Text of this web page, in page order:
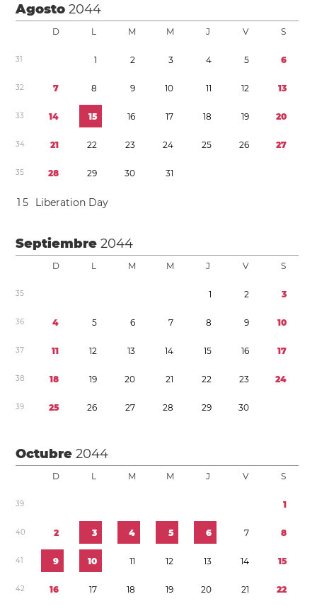
Agosto2044
D L M M J V S
31 1 2 3 4 5 6
32 7 8 9 10 11 12 13
33 14 15 16 17 18 19 20
34 21 22 23 24 25 26 27
35 28 29 30 31
1 5 Liberation Day
Septiembre2044
D L M M J V S
35 1 2 3
36 4 5 6 7 8 9 10
37 11 12 13 14 15 16 17
38 18 19 20 21 22 23 24
39 25 26 27 28 29 30
Octubre2044
D L M M J V S
39 1
40 2 3 4 5 6 7 8
41 9 10 11 12 13 14 15
42 16 17 18 19 20 21 22